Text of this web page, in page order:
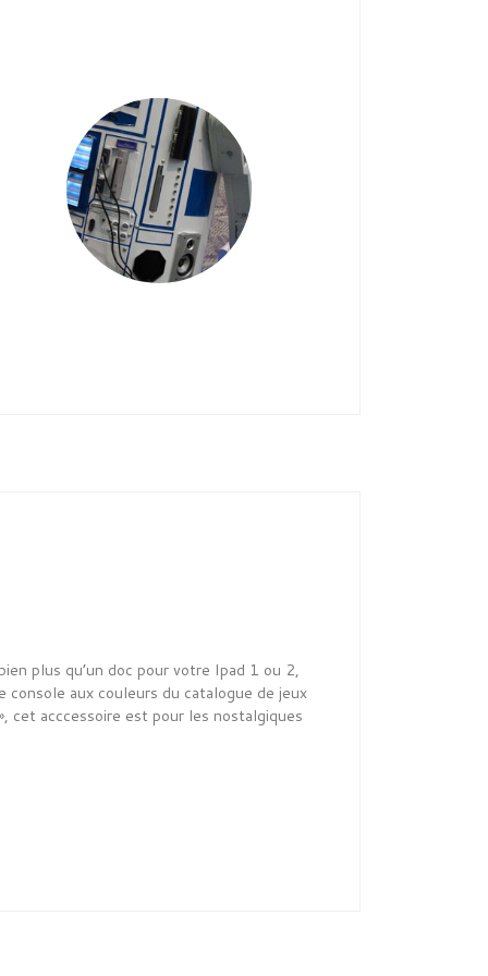
plus qu’un doc pour votre Ipad 1 ou 2,
console aux couleurs du catalogue de jeux
cet acccessoire est pour les nostalgiques